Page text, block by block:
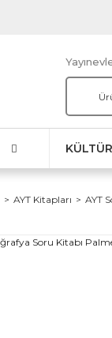
KÜLTÜR
AYT Kitapları AYT